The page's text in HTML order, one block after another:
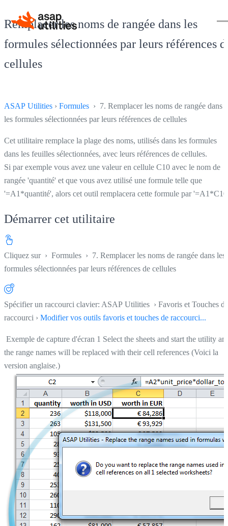
Remplacer les noms de rangée dans les
formules sélectionnées par leurs références
cellules
ASAP Utilities › Formules › 7. Remplacer les noms de rangée dans
les formules sélectionnées par leurs références de cellules
Cet utilitaire remplace la plage des noms, utilisés dans les formules
dans les feuilles sélectionnées, avec leurs références de cellules.
Si par exemple vous avez une valeur en cellule C10 avec le nom de
rangée 'quantité' et que vous avez utilisé une formule telle que
'=A1*quantité', alors cet outil remplacera cette formule par
Démarrer cet utilitaire
Cliquez sur › Formules › 7. Remplacer les noms de rangée dans les
formules sélectionnées par leurs références de cellules
Spécifier un raccourci clavier: ASAP Utilities › Favoris et Touches de
raccourci › Modifier vos outils favoris et touches de raccourci...
Exemple de capture d'écran 1 Select the sheets and start the utility
the range names will be replaced with their cell references (Voici la
version anglaise.)